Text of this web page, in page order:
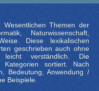
Themen der
Naturwissenschaft,
Diese lexikalischen
geschrieben auch ohne
leicht verständlich. Die
sortiert. Nach
Bedeutung, Anwendung /
Beispiele.